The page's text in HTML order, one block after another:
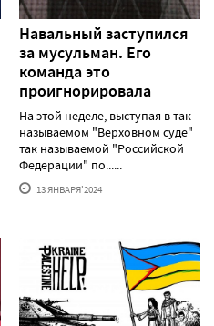
Навальный заступился
за мусульман. Его
команда это
проигнорировала
На этой неделе, выступая в так
называемом "Верховном суде"
так называемой "Российской
Федерации" по......
13 ЯНВАРЯ'2024